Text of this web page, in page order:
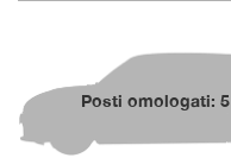
Posti omologati: 5